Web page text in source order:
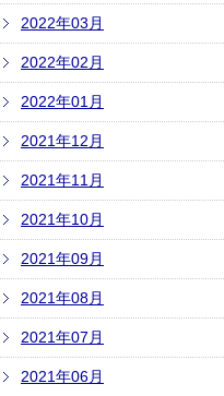
2022年03月
2022年02月
2022年01月
2021年12月
2021年11月
2021年10月
2021年09月
2021年08月
2021年07月
2021年06月